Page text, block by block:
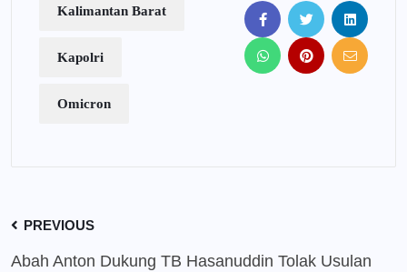
Kalimantan Barat
Kapolri
Omicron
PREVIOUS
Abah Anton Dukung TB Hasanuddin Tolak Usulan